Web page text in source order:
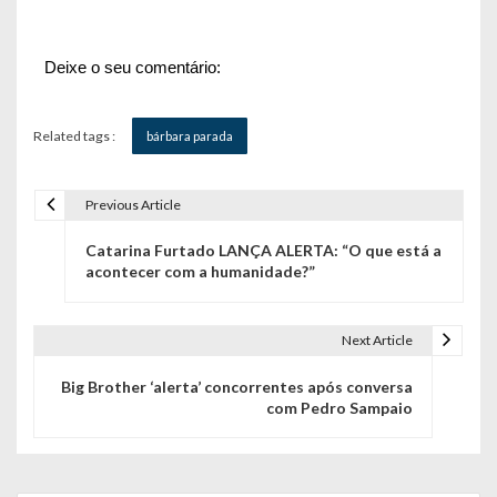
Deixe o seu comentário:
Related tags : bárbara parada
Previous Article
Catarina Furtado LANÇA ALERTA: “O que está a
acontecer com a humanidade?”
Next Article
Big Brother ‘alerta’ concorrentes após conversa
com Pedro Sampaio